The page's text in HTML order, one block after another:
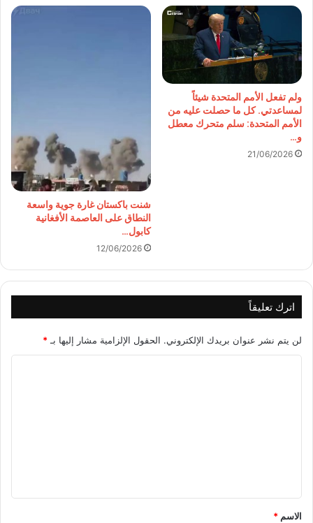
ولم تفعل الأمم المتحدة شيئاً
لمساعدتي. كل ما حصلت عليه من
الأمم المتحدة: سلم متحرك معطل
و…
21/06/2026
شنت باكستان غارة جوية واسعة
النطاق على العاصمة الأفغانية
كابول…
12/06/2026
اترك تعليقاً
لن يتم نشر عنوان بريدك الإلكتروني. الحقول الإلزامية مشار إليها بـ*
*
الاسم *